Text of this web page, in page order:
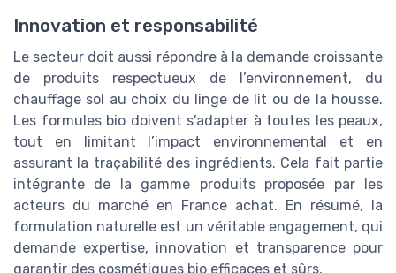
Innovation et responsabilité
Le secteur doit aussi répondre à la demande croissante
de produits respectueux de l’environnement, du
chauffage sol au choix du linge de lit ou de la housse.
Les formules bio doivent s’adapter à toutes les peaux,
tout en limitant l’impact environnemental et en
assurant la traçabilité des ingrédients. Cela fait partie
intégrante de la gamme produits proposée par les
acteurs du marché en France achat. En résumé, la
formulation naturelle est un véritable engagement, qui
demande expertise, innovation et transparence pour
garantir des cosmétiques bio efficaces et sûrs.